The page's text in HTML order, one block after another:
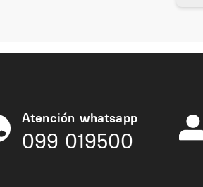
Atención whatsapp
099 019500